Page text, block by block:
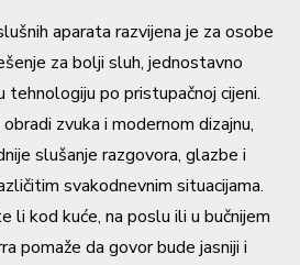
aparata razvijena je za osobe
za bolji sluh, jednostavno
tehnologiju po pristupačnoj cijeni.
zvuka i modernom dizajnu,
slušanje razgovora, glazbe i
svakodnevnim situacijama.
li kod kuće, na poslu ili u bučnijem
pomaže da govor bude jasniji i